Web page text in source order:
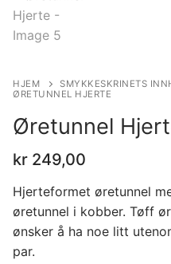
HJEM SMYKKESKRINETS
ØRETUNNEL HJERTE
Øretunnel
kr 249,00
Hjerteformet øretunnel
øretunnel i kobber. Tøff
ønsker å ha noe litt
par.